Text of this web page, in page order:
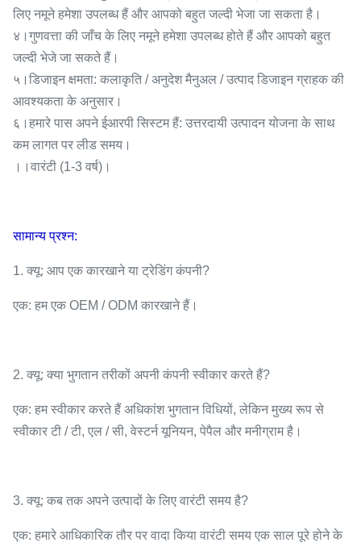
लिए नमूने हमेशा उपलब्ध हैं और आपको बहुत जल्दी भेजा जा सकता है।
४।गुणवत्ता की जाँच के लिए नमूने हमेशा उपलब्ध होते हैं और आपको बहुत
जल्दी भेजे जा सकते हैं।
५।डिजाइन क्षमता: कलाकृति / अनुदेश मैनुअल / उत्पाद डिजाइन ग्राहक की
आवश्यकता के अनुसार।
६।हमारे पास अपने ईआरपी सिस्टम हैं: उत्तरदायी उत्पादन योजना के साथ
कम लागत पर लीड समय।
।।वारंटी (1-3 वर्ष)।
सामान्य प्रश्न:
1. क्यू: आप एक कारखाने या ट्रेडिंग कंपनी?
एक: हम एक OEM / ODM कारखाने हैं।
2. क्यू: क्या भुगतान तरीकों अपनी कंपनी स्वीकार करते हैं?
एक: हम स्वीकार करते हैं अधिकांश भुगतान विधियों, लेकिन मुख्य रूप से
स्वीकार टी / टी, एल / सी, वेस्टर्न यूनियन, पेपैल और मनीग्राम है।
3. क्यू: कब तक अपने उत्पादों के लिए वारंटी समय है?
एक: हमारे आधिकारिक तौर पर वादा किया वारंटी समय एक साल पूरे होने के